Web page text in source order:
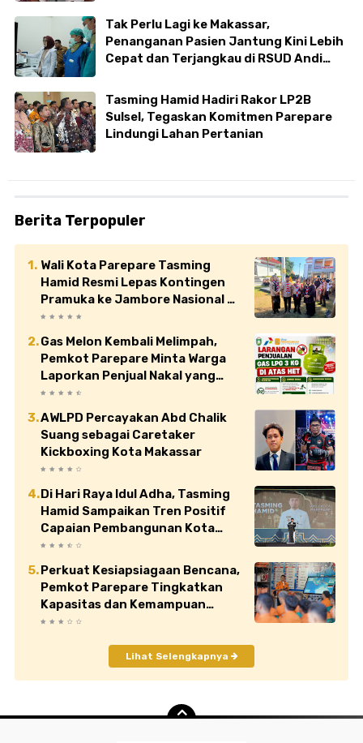
Tak Perlu Lagi ke Makassar,
Penanganan Pasien Jantung Kini Lebih
Cepat dan Terjangkau di RSUD Andi
Tasming Hamid Hadiri Rakor LP2B
Sulsel, Tegaskan Komitmen Parepare
Lindungi Lahan Pertanian
Berita Terpopuler
Wali Kota Parepare Tasming
Hamid Resmi Lepas Kontingen
Pramuka ke Jambore Nasional XII
di Cibubur
Gas Melon Kembali Melimpah,
Pemkot Parepare Minta Warga
Laporkan Penjual Nakal yang
Jual di Atas HET
AWLPD Percayakan Abd Chalik
Suang sebagai Caretaker
Kickboxing Kota Makassar
Di Hari Raya Idul Adha, Tasming
Hamid Sampaikan Tren Positif
Capaian Pembangunan Kota
Parepare
Perkuat Kesiapsiagaan Bencana,
Pemkot Parepare Tingkatkan
Kapasitas dan Kemampuan
Manajerial TRC BPBD
Lihat Selengkapnya